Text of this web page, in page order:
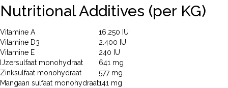
Nutritional Additives (per KG)
Vitamine A
16.250 IU
Vitamine D3
2.400 IU
Vitamine E
240 IU
IJzersulfaat monohydraat
641 mg
Zinksulfaat monohydraat
577 mg
Mangaan sulfaat monohydraat141 mg